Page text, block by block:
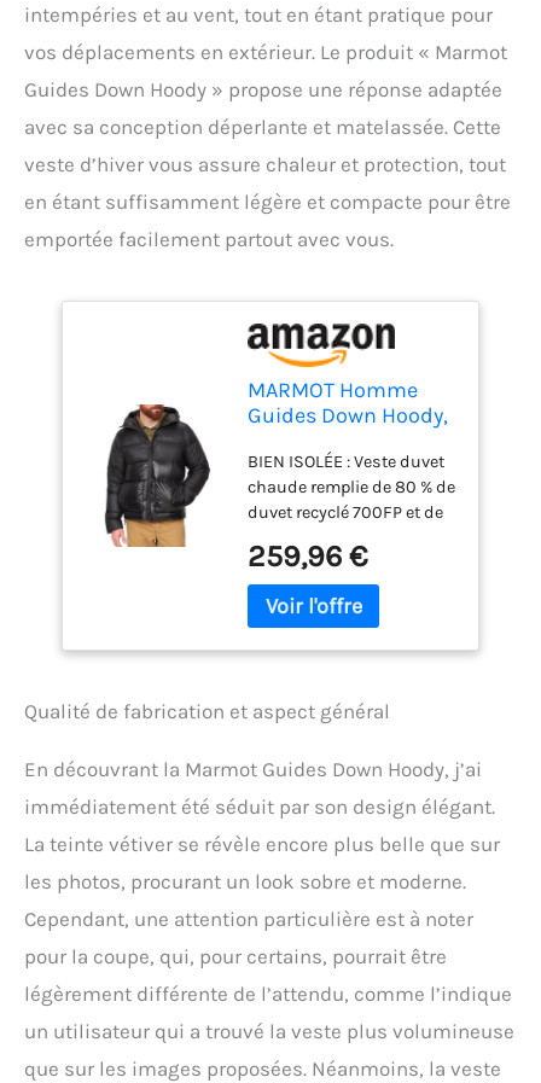
intempéries et au vent, tout en étant pratique pour
vos déplacements en extérieur. Le produit « Marmot
Guides Down Hoody » propose une réponse adaptée
avec sa conception déperlante et matelassée. Cette
veste d’hiver vous assure chaleur et protection, tout
en étant suffisamment légère et compacte pour être
emportée facilement partout avec vous.
MARMOT Homme
Guides Down Hoody,
veste d’hiver chaude,
veste matelassée
déperlante, veste
coupe-vent, petite
veste d’extérieur
paquetable à
capuche, Black, M
BIEN ISOLÉE : Veste duvet
chaude remplie de 80 % de
duvet recyclé 700FP et de
végétale) , optimal pour les
températures négatives
PLUS DURABLE : le duvet
extérieur en polyester
du froid et de l’humidité,
PLUS STYLÉE : la coupe à la
mode et la matière de cette
vont faire tourner les têtes
, matelassage en fibre
végétale antibactérien et
anti-humidité PLUS DE
PROTECTION : veste à
capuche d’hiver à
doublure à col haut,
capuche ajustable,
259,96 €
Qualité de fabrication et aspect général
En découvrant la Marmot Guides Down Hoody, j’ai
immédiatement été séduit par son design élégant.
La teinte vétiver se révèle encore plus belle que sur
les photos, procurant un look sobre et moderne.
Cependant, une attention particulière est à noter
pour la coupe, qui, pour certains, pourrait être
légèrement différente de l’attendu, comme l’indique
un utilisateur qui a trouvé la veste plus volumineuse
que sur les images proposées. Néanmoins, la veste